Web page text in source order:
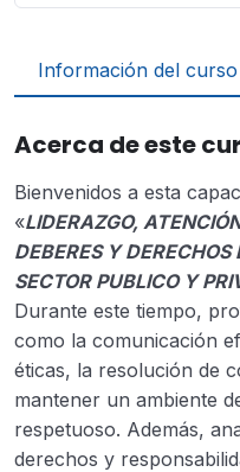
Información del curso
Acerca de este
Bienvenidos a esta
«LIDERAZGO,
DEBERES Y
SECTOR PUBLICO Y
Durante este tiempo,
como la comunicación
éticas, la resolución de
mantener un ambiente
respetuoso. Además,
derechos y